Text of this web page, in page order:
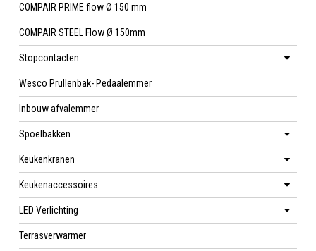
COMPAIR PRIME flow Ø 150 mm
COMPAIR STEEL Flow Ø 150mm
Stopcontacten
Wesco Prullenbak- Pedaalemmer
Inbouw afvalemmer
Spoelbakken
Keukenkranen
Keukenaccessoires
LED Verlichting
Terrasverwarmer